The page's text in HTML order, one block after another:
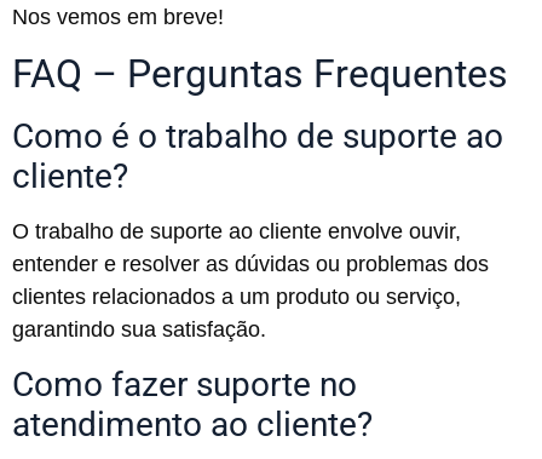
Nos vemos em breve!
FAQ – Perguntas Frequentes
Como é o trabalho de suporte ao
cliente?
O trabalho de suporte ao cliente envolve ouvir,
entender e resolver as dúvidas ou problemas dos
clientes relacionados a um produto ou serviço,
garantindo sua satisfação.
Como fazer suporte no
atendimento ao cliente?